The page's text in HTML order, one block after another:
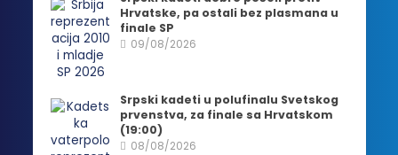
Hrvatske, pa ostali bez plasmana u
finale SP
09/08/2026
Srpski kadeti u polufinalu Svetskog
prvenstva, za finale sa Hrvatskom
(19:00)
08/08/2026